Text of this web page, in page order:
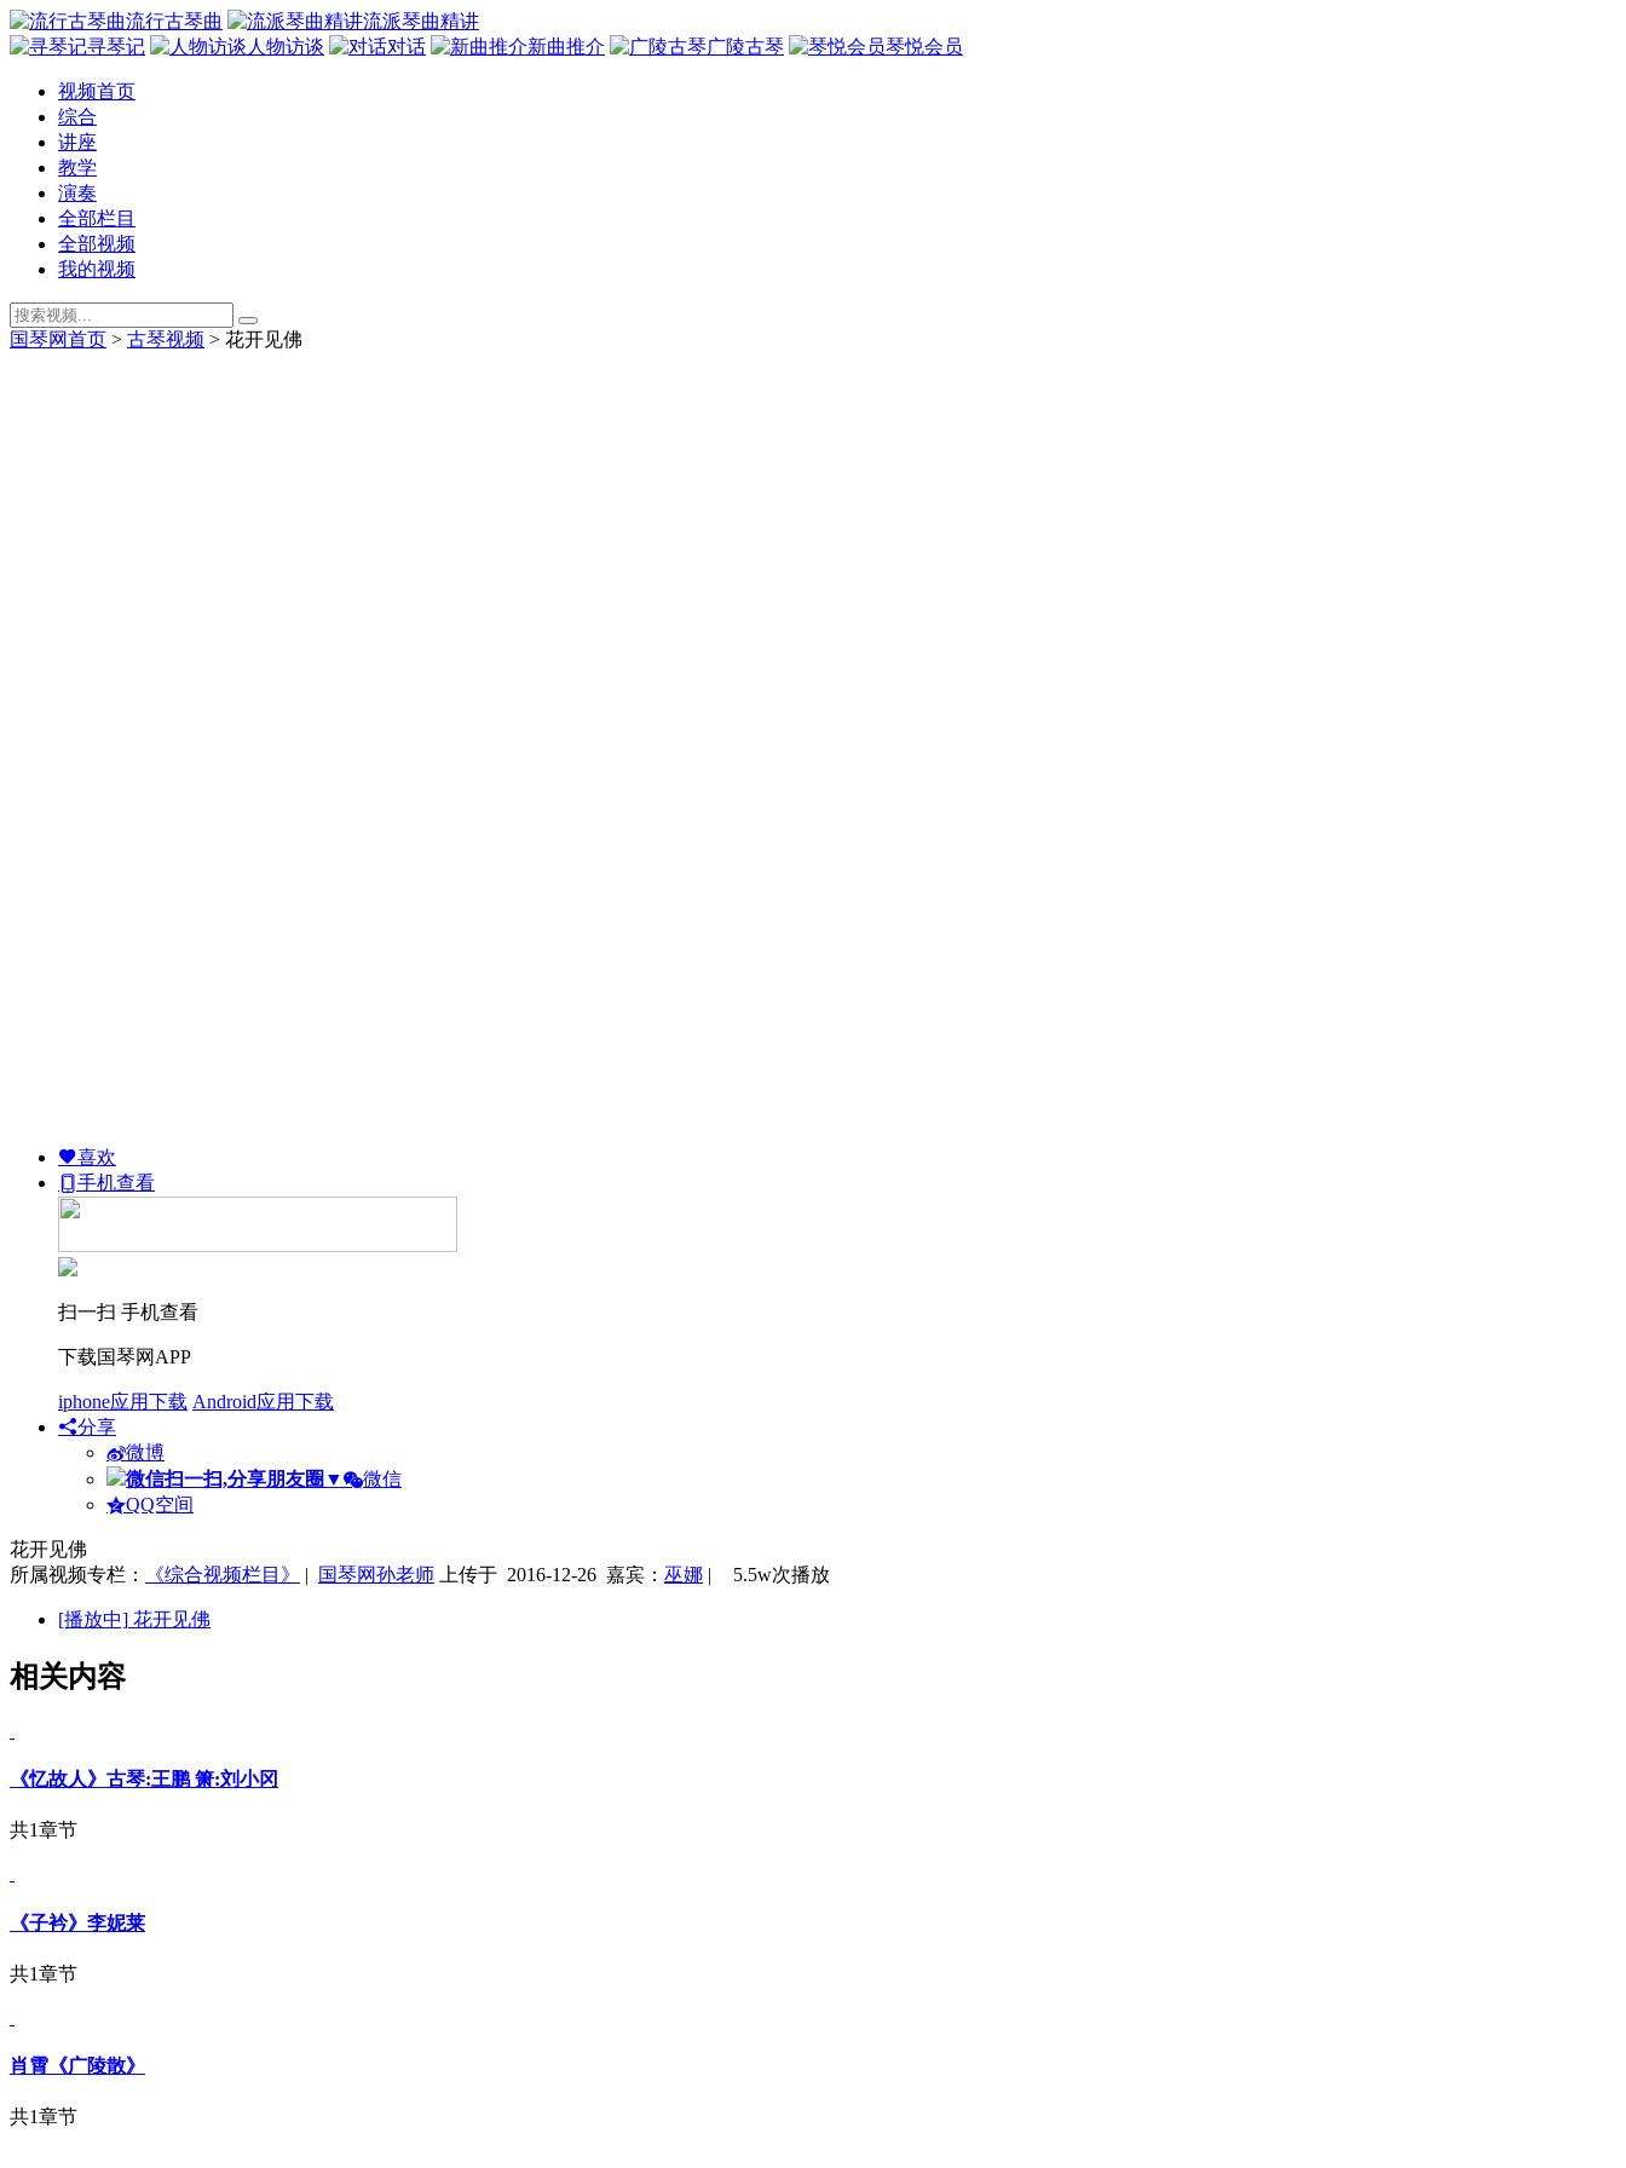
流行古琴曲
流派琴曲精讲
寻琴记
人物访谈 对话 新曲推介 广陵古琴 琴悦会员
视频首页
综合
讲座
教学
演奏
全部栏目
全部视频
我的视频
国琴网首页 > 古琴视频 > 花开见佛
喜欢
手机查看
扫一扫 手机查看
下载国琴网APP
iphone应用下载 Android应用下载
分享
微博
微信扫一扫,分享朋友圈 ▼
微信
QQ空间
花开见佛
所属视频专栏：
《综合视频栏目》 | 国琴网孙老师 上传于 2016-12-26 嘉宾： 巫娜 | 5.5w次播放
[播放中] 花开见佛
相关内容
《忆故人》古琴:王鹏 箫:刘小冈
共1章节
《子衿》李妮莱
共1章节
肖霄《广陵散》
共1章节